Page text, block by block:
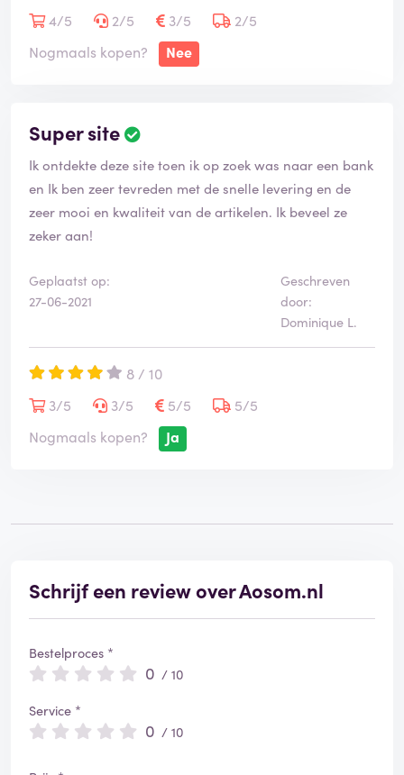
4/5
2/5 3/5
2/5
Nogmaals kopen?
Nee
Super site
Ik ontdekte deze site toen ik op zoek was naar een bank
en Ik ben zeer tevreden met de snelle levering en de
zeer mooi en kwaliteit van de artikelen. Ik beveel ze
zeker aan!
Geplaatst op:
27-06-2021
Geschreven
door:
Dominique L.
8 / 10
3/5
3/5 5/5
5/5
Nogmaals kopen?
Ja
Schrijf een review over Aosom.nl
Bestelproces *
0 / 10
Service *
0 / 10